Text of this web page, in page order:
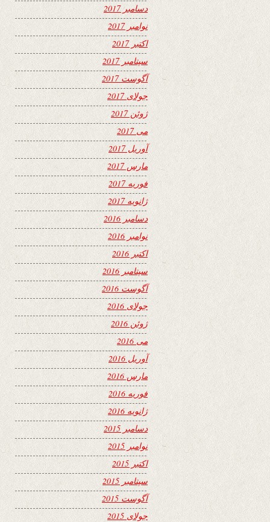
دسامبر 2017
نوامبر 2017
اکتبر 2017
سپتامبر 2017
آگوست 2017
جولای 2017
ژوئن 2017
می 2017
آوریل 2017
مارس 2017
فوریه 2017
ژانویه 2017
دسامبر 2016
نوامبر 2016
اکتبر 2016
سپتامبر 2016
آگوست 2016
جولای 2016
ژوئن 2016
می 2016
آوریل 2016
مارس 2016
فوریه 2016
ژانویه 2016
دسامبر 2015
نوامبر 2015
اکتبر 2015
سپتامبر 2015
آگوست 2015
جولای 2015